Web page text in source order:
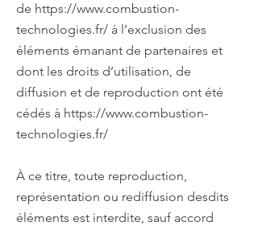
de https://www.combustion-
technologies.fr/ à l’exclusion des
éléments émanant de partenaires et
dont les droits d’utilisation, de
diffusion et de reproduction ont été
cédés à https://www.combustion-
technologies.fr/
À ce titre, toute reproduction,
représentation ou rediffusion desdits
éléments est interdite, sauf accord